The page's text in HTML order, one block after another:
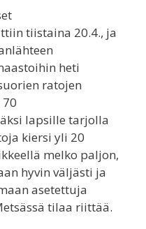
tiistaina 20.4., ja
heti
ratojen
lapsille tarjolla
kiersi yli 20
melko paljon,
hyvin väljästi ja
asetettuja
tilaa riittää.